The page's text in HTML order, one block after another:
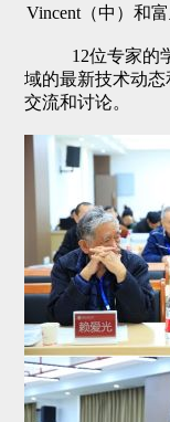
Vincent（中）和
12位专家的
域的最新技术动
交流和讨论。